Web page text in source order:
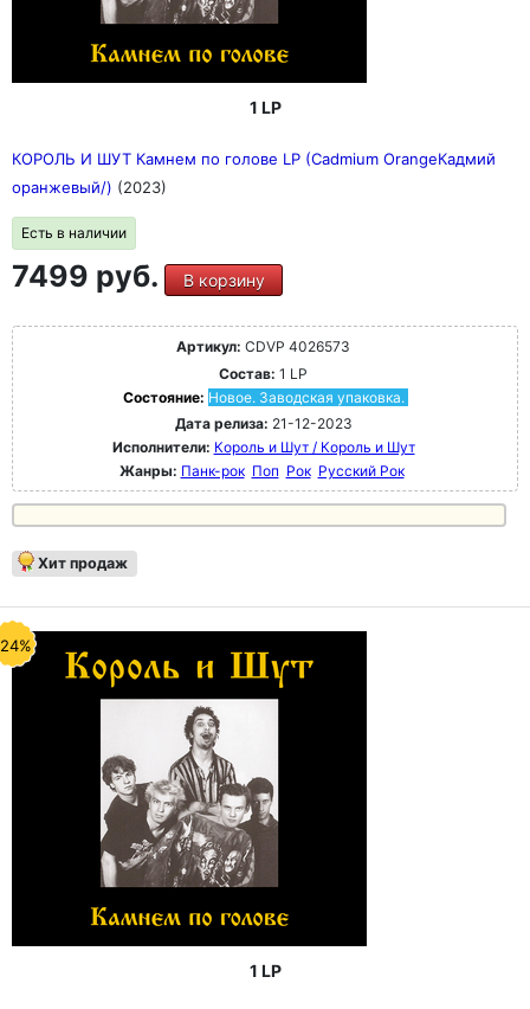
1 LP
КОРОЛЬ И ШУТ Камнем по голове LP (Cadmium OrangeКадмий
оранжевый/) (2023)
Есть в наличии
7499 руб. В корзину
Артикул: CDVP 4026573
Состав: 1 LP
Состояние: Новое. Заводская упаковка.
Дата релиза: 21-12-2023
Исполнители: Король и Шут / Король и Шут
Жанры: Панк-рок Поп Рок Русский Рок
Хит продаж
1 LP